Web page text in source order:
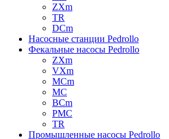
ZXm
TR
DCm
Насосные станции Pedrollo
Фекальные насосы Pedrollo
ZXm
VXm
MCm
MC
BCm
PMC
TR
Промышленные насосы Pedrollo